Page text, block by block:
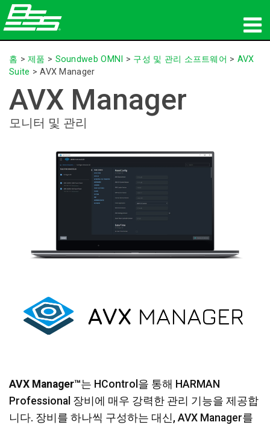
제품
구매처
홈 >제품 > Soundweb OMNI > 구성 및 관리 소프트웨어 > AVX
Suite >AVX Manager
AVX Manager
모니터 및 관리
AVX Manager™는 HControl을 통해 HARMAN
Professional 장비에 매우 강력한 관리 기능을 제공합
니다. 장비를 하나씩 구성하는 대신, AVX Manager를